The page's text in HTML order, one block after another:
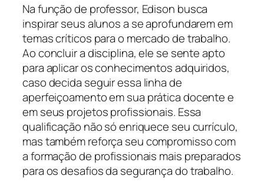
Na função de professor, Edison busca
inspirar seus alunos a se aprofundarem em
temas críticos para o mercado de trabalho.
Ao concluir a disciplina, ele se sente apto
para aplicar os conhecimentos adquiridos,
caso decida seguir essa linha de
aperfeiçoamento em sua prática docente e
em seus projetos profissionais. Essa
qualificação não só enriquece seu currículo,
mas também reforça seu compromisso com
a formação de profissionais mais preparados
para os desafios da segurança do trabalho.